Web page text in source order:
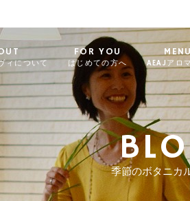
ィについて
FOR YOU
はじめての方へ AEAJアロ
季節のボタニカ